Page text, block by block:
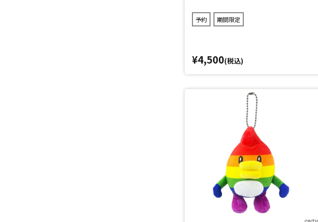
予約 期間限定
¥4,500(税込)